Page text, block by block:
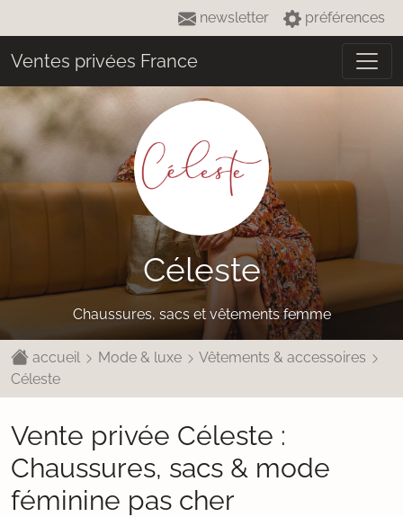
newsletter préférences
Ventes privées France
Céleste
Chaussures, sacs et vêtements femme
accueil Mode & luxe
Vêtements & accessoires
Céleste
Vente privée Céleste :
Chaussures, sacs & mode
féminine pas cher